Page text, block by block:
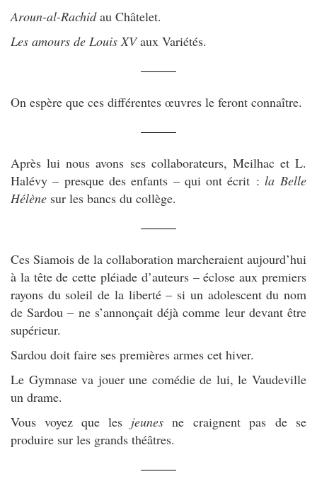
Aroun-al-Rachidau Châtelet.
Les amours de Louis XVaux Variétés.
On espère que ces différentes œuvres le feront connaître.
Après lui nous avons ses collaborateurs, Meilhac et L.
Halévy – presque des enfants – qui ont écrit : la Belle
Hélène sur les bancs du collège.
Ces Siamois de la collaboration marcheraient aujourd’hui
à la tête de cette pléiade d’auteurs – éclose aux premiers
rayons du soleil de la liberté – si un adolescent du nom
de Sardou – ne s’annonçait déjà comme leur devant être
supérieur.
Sardou doit faire ses premières armes cet hiver.
Le Gymnase va jouer une comédie de lui, le Vaudeville
un drame.
Vous voyez que les jeunes ne craignent pas de se
produire sur les grands théâtres.